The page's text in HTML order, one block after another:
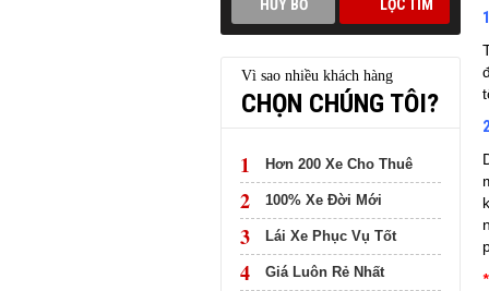
THÔNG TIN LỄ
THÁI BÌNH CÓ
THỂ BẠN CHƯA BIẾT
Vì sao nhiều khách hàng
CHỌN CHÚNG TÔI?
1 Hơn 200 Xe Cho Thuê
2 100% Xe Đời Mới
3 Lái Xe Phục Vụ Tốt
4 Giá Luôn Rẻ Nhất